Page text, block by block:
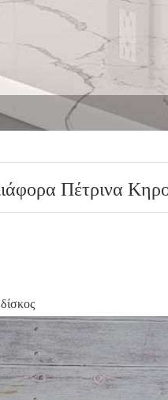
Πέτρινα